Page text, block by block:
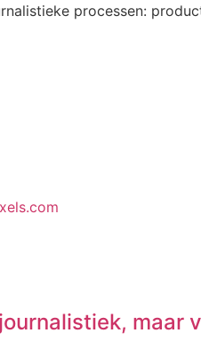
processen:
maar